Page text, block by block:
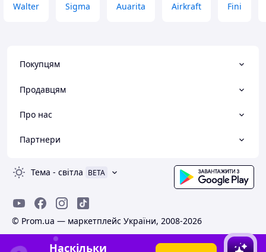
Walter Sigma Auarita Airkraft Fini
Покупцям
Продавцям
Про нас
Партнери
Тема - світла BETA
© Prom.ua — маркетплейс України, 2008-2026
Наскільки